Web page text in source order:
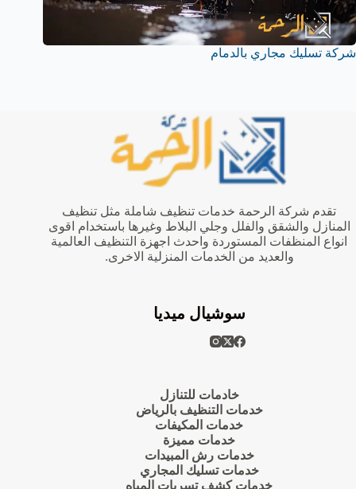
شركة تسليك مجاري بالدمام
تقدم شركة الرحمة خدمات تنظيف شاملة مثل تنظيف
المنازل والشقق والفلل وجلي البلاط وغيرها باستخدام اقوى
انواع المنظفات المستوردة واحدث اجهزة التنظيف العالمية
والعديد من الخدمات المنزلية الاخرى.
سوشيال ميديا
خادمات للتنازل
خدمات التنظيف بالرياض
خدمات المكيفات
خدمات مميزة
خدمات رش المبيدات
خدمات تسليك المجاري
خدمات كشف تسربات المياه